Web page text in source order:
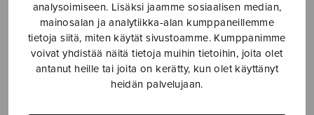
analysoimiseen. Lisäksi jaamme sosiaalisen median,
mainosalan ja analytiikka-alan kumppaneillemme
tietoja siitä, miten käytät sivustoamme. Kumppanimme
voivat yhdistää näitä tietoja muihin tietoihin, joita olet
antanut heille tai joita on kerätty, kun olet käyttänyt
heidän palvelujaan.
SOITINMUSIIKKI
YKSINLAULU